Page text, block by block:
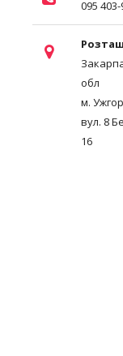
095
обл
м.
вул. 8
16